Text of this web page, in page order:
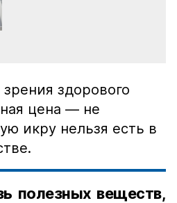
здорового
цена — не
икру нельзя есть в
полезных веществ,